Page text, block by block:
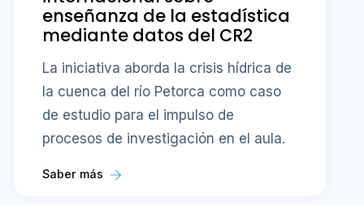
enseñanza de la estadística
mediante datos del CR2
La iniciativa aborda la crisis hídrica de
la cuenca del río Petorca como caso
de estudio para el impulso de
procesos de investigación en el aula.
Saber más